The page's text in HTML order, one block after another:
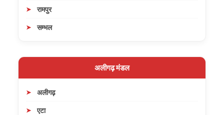
रामपुर
सम्भल
अलीगढ़ मंडल
अलीगढ़
एटा